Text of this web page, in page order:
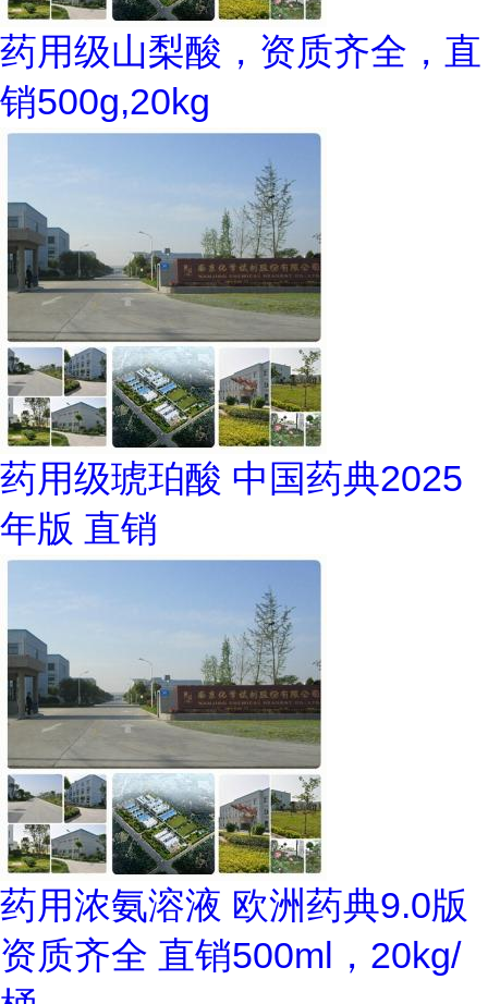
药用级山梨酸，资质齐全，直
销500g,20kg
药用级琥珀酸 中国药典2025
年版 直销
药用浓氨溶液 欧洲药典9.0版
资质齐全 直销500ml，20kg/